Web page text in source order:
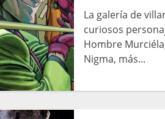
La galería de
curiosos
Hombre
Nigma, más...